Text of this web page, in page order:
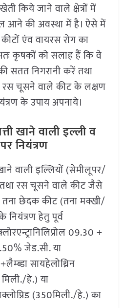
किये जाने वाले क्षेत्रों में
आने की अवस्था में है। ऐसे में
एंव वायरस रोग का
कृषकों को सलाह हैं कि वे
सतत निगरानी करें तथा
रस चूसने वाले कीट के लक्षण
के उपाय अपनाये।
खाने वाली इल्ली व
नियंत्रण
वाली इल्लियों (सेमीलूपर/
रस चूसने वाले कीट जैसे
छेदक कीट (तना मक्खी/
नियंत्रण हेतु पूर्व
09.30 +
जेड.सी. या
सायहेलोथ्रिन
हे.) या
(350मिली./हे.) का